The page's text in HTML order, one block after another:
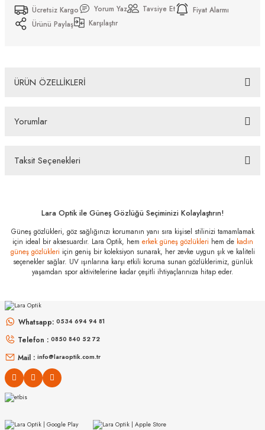
Ücretsiz Kargo Yorum Yaz Tavsiye Et
Fiyat Alarmı
Ürünü Paylaş
Karşılaştır
ÜRÜN ÖZELLİKLERİ
hatası aldığınız durumda bankanızla irtibata geçip aksesuar
901/3R 55
Özellikleri
Marka
Ray-Ban
Stok Kodu
: RB 2222 901/3R 55
Yorumlar
Taksit Seçenekleri
Lara Optik ile Güneş Gözlüğü Seçiminizi Kolaylaştırın!
Güneş gözlükleri, göz sağlığınızı korumanın yanı sıra kişisel stilinizi tamamlamak
için ideal bir aksesuardır. Lara Optik, hem erkek güneş gözlükleri hem de kadın
güneş gözlükleri için geniş bir koleksiyon sunarak, her zevke uygun şık ve kaliteli
seçenekler sağlar. UV ışınlarına karşı etkili koruma sunan gözlüklerimiz, günlük
yaşamdan spor aktivitelerine kadar çeşitli ihtiyaçlarınıza hitap eder.
Whatsapp: 0534 694 94 81
Telefon : 0850 840 52 72
Mail : info@laraoptik.com.tr